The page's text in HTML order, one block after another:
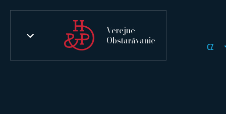
Verejné
Obstarávanie
CZ